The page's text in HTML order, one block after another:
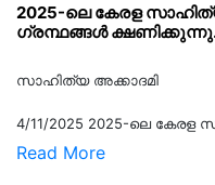
2025-ലെ കേരള
ഗ്രന്ഥങ്ങൾ
സാഹിത്യ അക്കാദമി
4/11/2025 2025-ലെ കേരള
Read More